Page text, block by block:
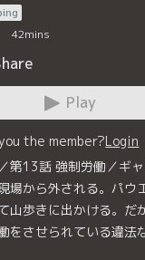
42mins
Play
the member?Login
第13話 強制労働／ギ
場から外される。パウ
山歩きに出かける。だ
をさせられている違法